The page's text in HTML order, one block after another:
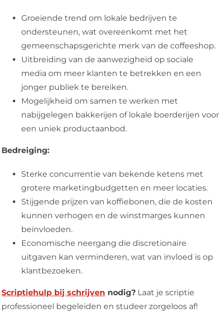
Groeiende trend om lokale bedrijven te
ondersteunen, wat overeenkomt met het
gemeenschapsgerichte merk van de coffeeshop.
Uitbreiding van de aanwezigheid op sociale
media om meer klanten te betrekken en een
jonger publiek te bereiken.
Mogelijkheid om samen te werken met
nabijgelegen bakkerijen of lokale boerderijen voor
een uniek productaanbod.
Bedreiging:
Sterke concurrentie van bekende ketens met
grotere marketingbudgetten en meer locaties.
Stijgende prijzen van koffiebonen, die de kosten
kunnen verhogen en de winstmarges kunnen
beïnvloeden.
Economische neergang die discretionaire
uitgaven kan verminderen, wat van invloed is op
klantbezoeken.
Scriptiehulp bij schrijven nodig? Laat je scriptie
professioneel begeleiden en studeer zorgeloos af!